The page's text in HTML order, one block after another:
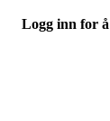
Logg inn for